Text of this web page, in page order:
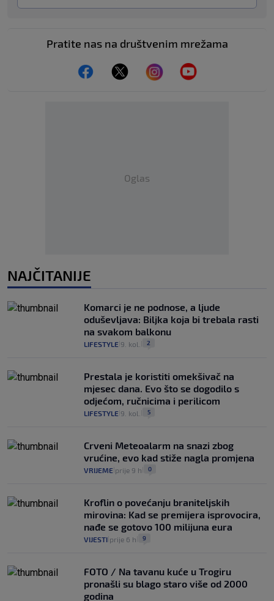
Pratite nas na društvenim mrežama
Oglas
NAJČITANIJE
Komarci je ne podnose, a ljude
oduševljava: Biljka koja bi trebala rasti
na svakom balkonu
LIFESTYLE 9. kol. 2
Prestala je koristiti omekšivač na
mjesec dana. Evo što se dogodilo s
odjećom, ručnicima i perilicom
LIFESTYLE 9. kol. 5
Crveni Meteoalarm na snazi zbog
vrućine, evo kad stiže nagla promjena
VRIJEME prije 9 h 0
Kroflin o povećanju braniteljskih
mirovina: Kad se premijera isprovocira,
nađe se gotovo 100 milijuna eura
VIJESTI prije 6 h 9
FOTO / Na tavanu kuće u Trogiru
pronašli su blago staro više od 2000
godina